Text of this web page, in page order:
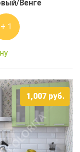
Венге
+ 1
1,007 руб.